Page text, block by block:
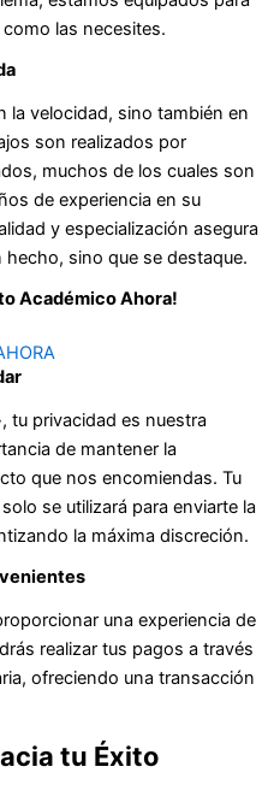
las necesites.
la velocidad, sino también en
son realizados por
muchos de los cuales son
de experiencia en su
y especialización asegura
sino que se destaque.
Académico Ahora!
tu privacidad es nuestra
de mantener la
que nos encomiendas. Tu
se utilizará para enviarte la
la máxima discreción.
una experiencia de
realizar tus pagos a través
ofreciendo una transacción
tu Éxito